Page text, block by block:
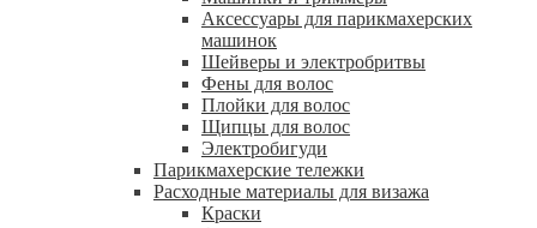
Аксессуары для парикмахерских
машинок
Шейверы и электробритвы
Фены для волос
Плойки для волос
Щипцы для волос
Электробигуди
Парикмахерские тележки
Расходные материалы для визажа
Краски